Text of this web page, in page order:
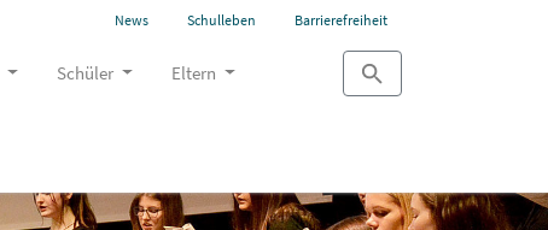
News Schulleben Barrierefreiheit
Schüler Eltern